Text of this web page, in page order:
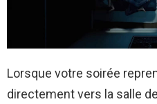
Lorsque votre soirée
directement vers la salle